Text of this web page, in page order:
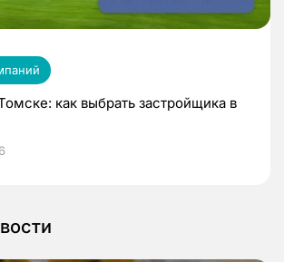
как выбрать застройщика в